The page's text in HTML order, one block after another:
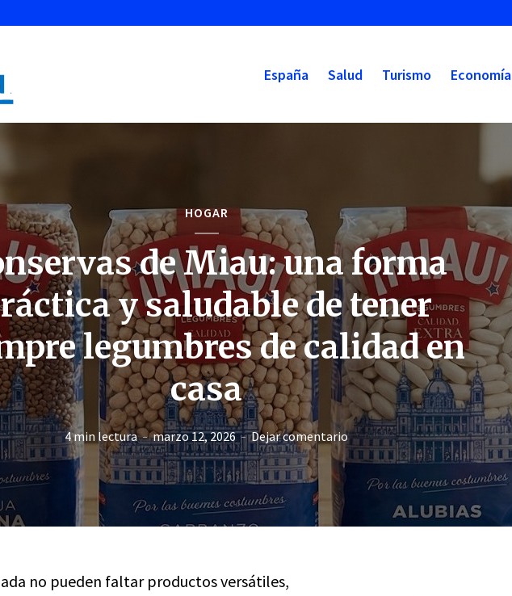
España Salud Turismo Economía
HOGAR
de Miau: una forma
y saludable de tener
legumbres de calidad en
casa
4 min lectura marzo 12, 2026 Dejar comentario
no pueden faltar productos versátiles,